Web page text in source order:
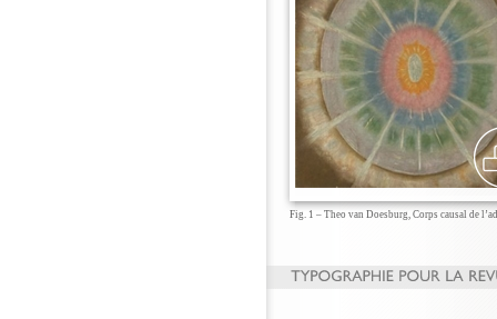
Fig. 1 – Theo van Doesburg, Corps causal de